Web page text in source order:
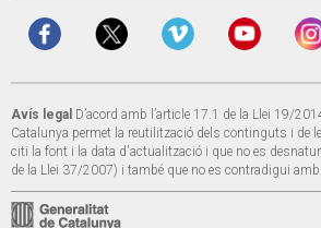
Avís legal D’acord amb l’article 17.1 de la Llei 19/
Catalunya permet la reutilització dels continguts i de
citi la font i la data d'actualització i que no es
de la Llei 37/2007) i també que no es contradigui